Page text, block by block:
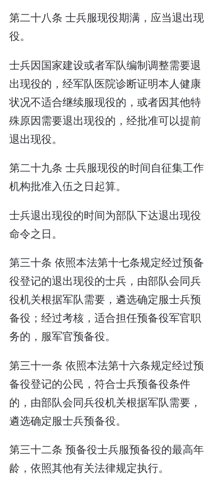
第二十八条 士兵服现役期满，应当退出现
役。
士兵因国家建设或者军队编制调整需要退
出现役的，经军队医院诊断证明本人健康
状况不适合继续服现役的，或者因其他特
殊原因需要退出现役的，经批准可以提前
退出现役。
第二十九条 士兵服现役的时间自征集工作
机构批准入伍之日起算。
士兵退出现役的时间为部队下达退出现役
命令之日。
第三十条 依照本法第十七条规定经过预备
役登记的退出现役的士兵，由部队会同兵
役机关根据军队需要，遴选确定服士兵预
备役；经过考核，适合担任预备役军官职
务的，服军官预备役。
第三十一条 依照本法第十六条规定经过预
备役登记的公民，符合士兵预备役条件
的，由部队会同兵役机关根据军队需要，
遴选确定服士兵预备役。
第三十二条 预备役士兵服预备役的最高年
龄，依照其他有关法律规定执行。